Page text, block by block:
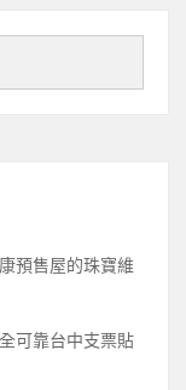
預售屋的珠寶維
可靠台中支票貼